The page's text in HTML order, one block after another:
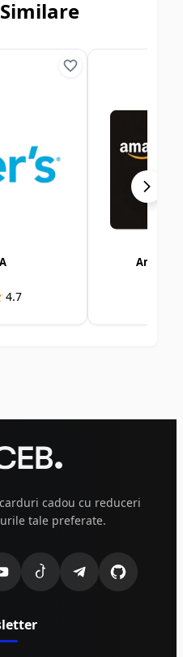
4.7
Amazon
cadou cu reduceri
tale preferate.